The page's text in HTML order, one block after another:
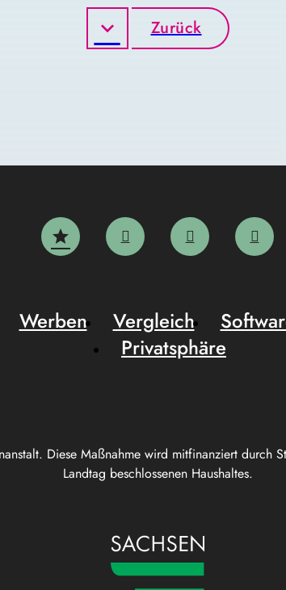
Zurück
Diese Maßnahme wird mitfinanziert durch
Landtag beschlossenen Haushaltes.
Werben Vergleich
Privatsphäre